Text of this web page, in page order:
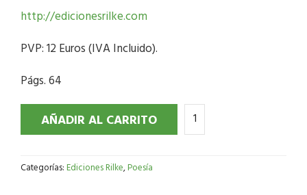
http://edicionesrilke.com
PVP: 12 Euros (IVA Incluido).
Págs. 64
AÑADIR AL CARRITO
Categorías:Ediciones Rilke,Poesía